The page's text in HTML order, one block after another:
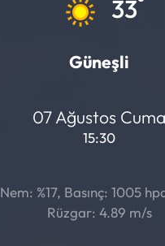
33
Güneşli
07 Ağustos Cuma
15:30
Nem: %17, Basınç: 1005
Rüzgar: 4.89 m/s